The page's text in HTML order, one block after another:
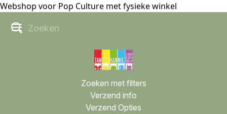
Webshop voor Pop Culture met fysieke winkel
Zoeken met filters
Verzend info
Verzend Opties